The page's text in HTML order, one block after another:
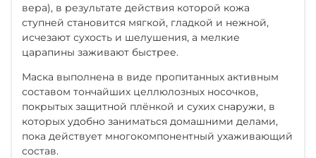
вера), в результате действия которой кожа
ступней становится мягкой, гладкой и нежной,
исчезают сухость и шелушения, а мелкие
царапины заживают быстрее.
Маска выполнена в виде пропитанных активным
составом тончайших целлюлозных носочков,
покрытых защитной плёнкой и сухих снаружи, в
которых удобно заниматься домашними делами,
пока действует многокомпонентный ухаживающий
состав.